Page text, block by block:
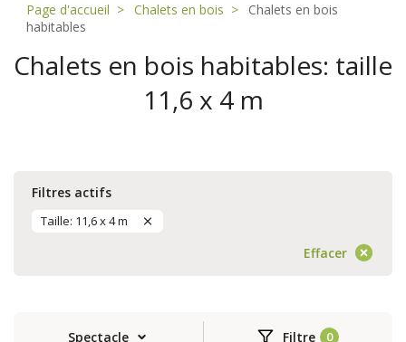
Page d'accueil Chalets en bois
Chalets en bois
habitables
Chalets en bois habitables: taille
11,6 x 4 m
Filtres actifs
Taille: 11,6 x 4 m
Effacer
Spectacle Filtre